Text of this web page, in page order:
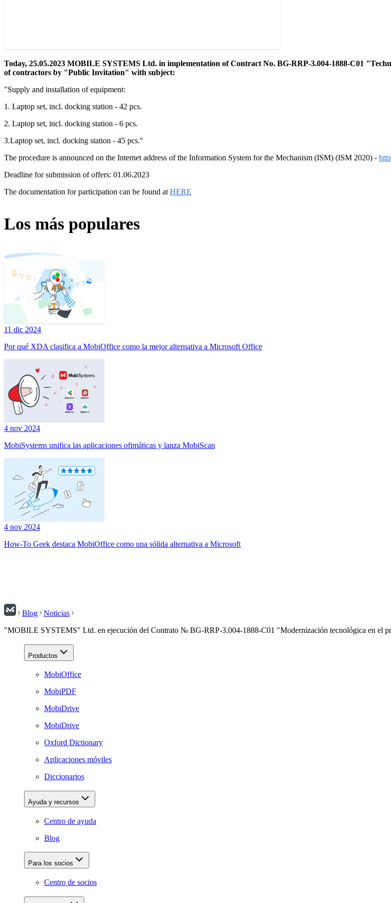
Today, 25.05.2023 MOBILE SYSTEMS Ltd. in implementation of Contract No. BG-RRP-3.004-1888-C01
of contractors by "Public Invitation" with subject:
"Supply and installation of equipment:
1. Laptop set, incl. docking station - 42 pcs.
2. Laptop set, incl. docking station - 6 pcs.
3.Laptop set, incl. docking station - 45 pcs."
The procedure is announced on the Internet address of the Information System for the Mechanism (ISM) (ISM 2020) -
Deadline for submission of offers: 01.06.2023
The documentation for participation can be found at HERE
Los más populares
11 dic 2024
Por qué XDA clasifica a MobiOffice como la mejor alternativa a Microsoft Office
4 nov 2024
MobiSystems unifica las aplicaciones ofimáticas y lanza MobiScan
4 nov 2024
How-To Geek destaca MobiOffice como una sólida alternativa a Microsoft
Blog
Noticias
"MOBILE SYSTEMS" Ltd. en ejecución del Contrato № BG-RRP-3.004-1888-C01 "Modernización tecnológica en el
Productos
MobiOffice
MobiPDF
MobiDrive
MobiDrive
Oxford Dictionary
Aplicaciones móviles
Diccionarios
Ayuda y recursos
Centro de ayuda
Blog
Para los socios
Centro de socios